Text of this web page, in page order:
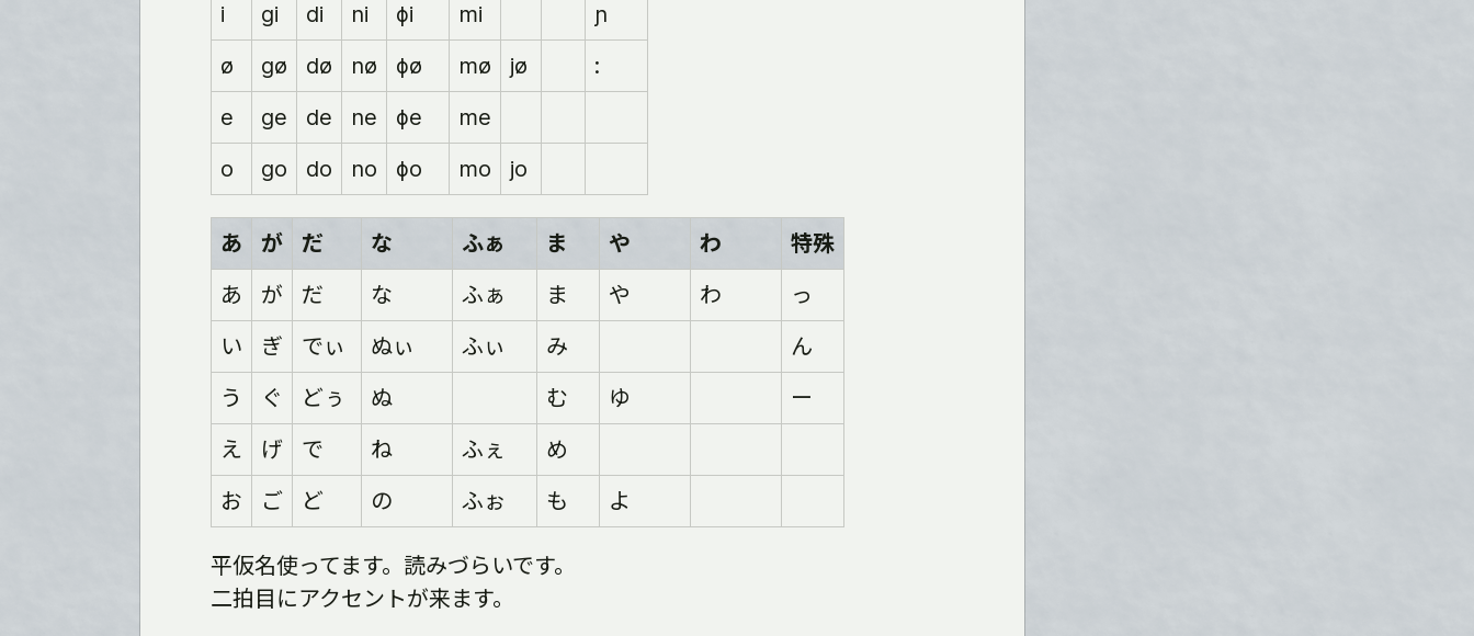
i
gi di ni ɸi mi
ɲ
ø
gø dø nø ɸø mø jø
:
e
ge de ne ɸe
me
o
go do no ɸo mo jo
あ が だ な ふぁ ま や わ
特殊
あ
が だ な ふぁ ま や わ
っ
い
ぎ でぃ ぬぃ ふぃ み
ん
う
ぐ どぅ ぬ む ゆ
ー
え
げ で ね ふぇ
め
お
ご ど の ふぉ も よ
平仮名使ってます。読みづらいです。
二拍目にアクセントが来ます。